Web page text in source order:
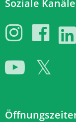
Soziale Kanäle